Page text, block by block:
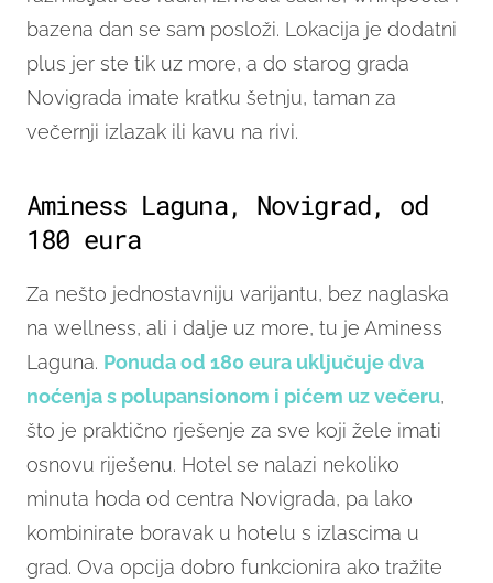
bazena dan se sam posloži. Lokacija je dodatni
plus jer ste tik uz more, a do starog grada
Novigrada imate kratku šetnju, taman za
večernji izlazak ili kavu na rivi.
Aminess Laguna, Novigrad, od
180 eura
Za nešto jednostavniju varijantu, bez naglaska
na wellness, ali i dalje uz more, tu je Aminess
Laguna. Ponuda od 180 eura uključuje dva
noćenja s polupansionom i pićem uz večeru,
što je praktično rješenje za sve koji žele imati
osnovu riješenu. Hotel se nalazi nekoliko
minuta hoda od centra Novigrada, pa lako
kombinirate boravak u hotelu s izlascima u
grad. Ova opcija dobro funkcionira ako tražite